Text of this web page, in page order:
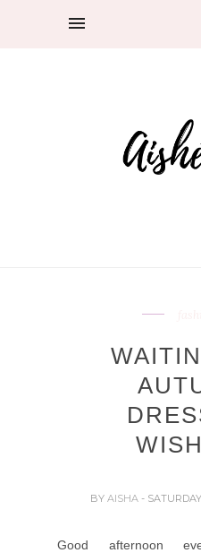
BYAISHA-
Good afternoon